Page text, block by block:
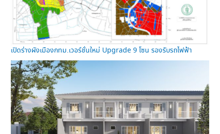
เปิดร่างผังเมืองกทม.เวอร์ชั่นใหม่ Upgrade 9 โซน รองรับรถไฟฟ้า